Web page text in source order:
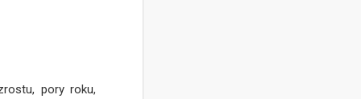
pory roku,